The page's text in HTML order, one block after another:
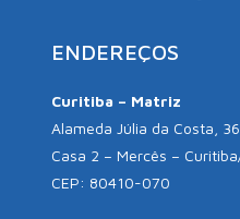
ENDEREÇOS
Curitiba – Matriz
Alameda Júlia da Costa,
Casa 2 – Mercês –
CEP: 80410-070